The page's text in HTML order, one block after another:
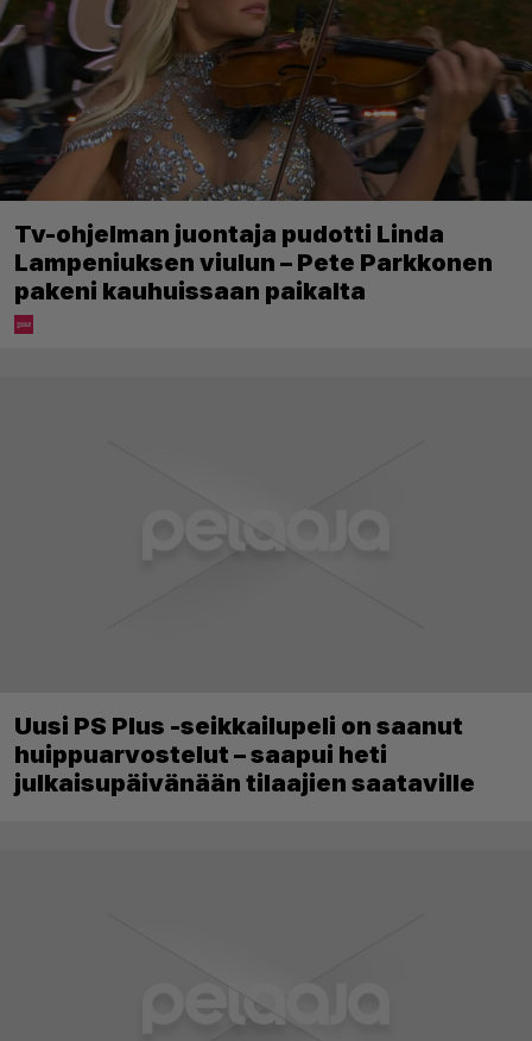
Tv-ohjelman juontaja pudotti Linda
Lampeniuksen viulun – Pete Parkkonen
pakeni kauhuissaan paikalta
Uusi PS Plus -seikkailupeli on saanut
huippuarvostelut – saapui heti
julkaisupäivänään tilaajien saataville